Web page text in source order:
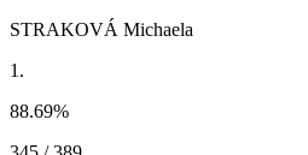
STRAKOVÁ Michaela
1.
88.69%